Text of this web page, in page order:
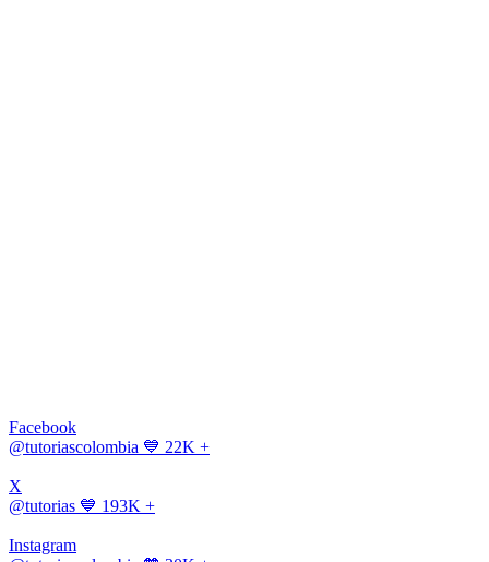
Facebook
@tutoriascolombia 💙 22K +
X
@tutorias 💙 193K +
Instagram